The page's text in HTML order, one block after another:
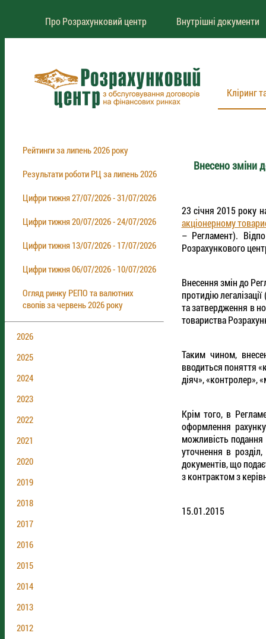
Про Розрахунковий центр Внутрішні документи
Кліринг
Рейтинги за липень 2026 року
Результати роботи РЦ за липень 2026
Цифри тижня 27/07/2026 - 31/07/2026
Цифри тижня 20/07/2026 - 24/07/2026
Цифри тижня 13/07/2026 - 17/07/2026
Цифри тижня 06/07/2026 - 10/07/2026
Огляд ринку РЕПО та валютних
свопів за червень 2026 року
2026
2025
2024
2023
2022
2021
2020
2019
2018
2017
2016
2015
2014
2013
2012
Внесено зміни
23 січня 2015 року
акціонерному
– Регламент).
Розрахункового
Внесення змін до
протидію
та затвердження в
товариства
Таким чином,
вводиться поняття
діяч», «контролер»,
Крім того, в
оформлення
можливість
уточнення в
документів, що
з контрактом з
15.01.2015